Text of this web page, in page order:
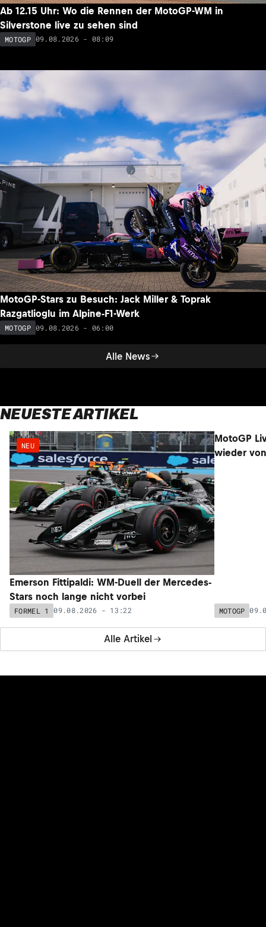
Alle News
Ab 12.15 Uhr: Wo die Rennen der MotoGP-WM in
Silverstone live zu sehen sind
MOTOGP 09.08.2026 - 08:09
MotoGP-Stars zu Besuch: Jack Miller & Toprak
Razgatlioglu im Alpine-F1-Werk
MOTOGP 09.08.2026 - 06:00
NEUESTE ARTIKEL
Alle Artikel
NEU
Emerson Fittipaldi: WM-Duell der Mercedes-
Stars noch lange nicht vorbei
FORMEL 1 09.08.2026 - 13:22 MOTOGP